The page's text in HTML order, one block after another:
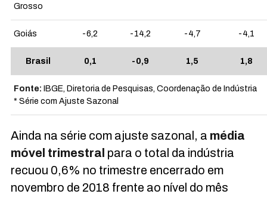
Grosso
Goiás -6,2 -14,2 -4,7 -4,1
Brasil 0,1 -0,9 1,5 1,8
Fonte: IBGE, Diretoria de Pesquisas, Coordenação de Indústria
* Série com Ajuste Sazonal
Ainda na série com ajuste sazonal, a média
móvel trimestral para o total da indústria
recuou 0,6% no trimestre encerrado em
novembro de 2018 frente ao nível do mês